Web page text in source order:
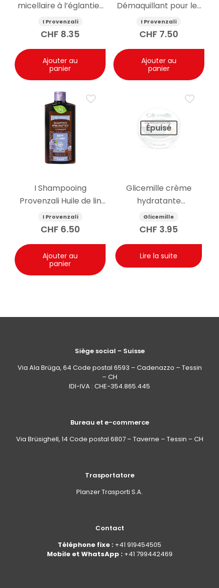
micellaire à l’églantier
bio 400ml
I Provenzali
CHF 8.35
Ajouter au
panier
Démaquillant pour les
yeux à l’églantier bio
150ml
I Provenzali
CHF 7.50
Ajouter au
panier
I Shampooing
Provenzali Huile de lin
250ml
I Provenzali
CHF 6.50
Ajouter au
panier
Épuisé
Glicemille crème
hydratante
antibactérienne pour
les mains avec
Glicemille
CHF 3.95
Lire la suite
Siège social – Suisse
Via Ala Brüga, 64 Code postal 6593 – Cadenazzo – Tessin
– CH
IDI-IVA : CHE-354.865.445
Bureau et e-commerce
Via Brüsighell, 14 Code postal 6807 – Taverne – Tessin – CH
Trasportatore
Planzer Trasporti S.A.
Contact
Téléphone fixe : +41 919454505
Mobile et WhatsApp : +41 799442469